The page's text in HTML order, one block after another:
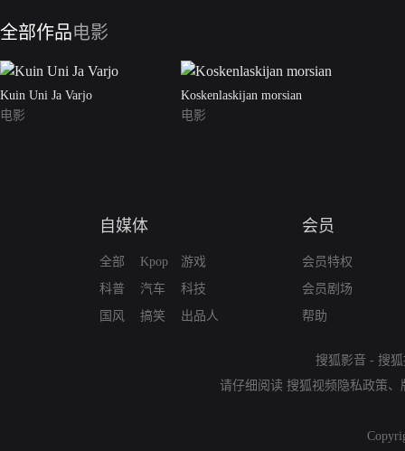
全部作品电影
Kuin Uni Ja Varjo
电影
Koskenlaskijan morsian
电影
自媒体
全部
科普
国风
Kpop
汽车
搞笑
游戏
科技
出品人
会员
会员特权
会员剧场
帮助
搜狐影音 - 搜
请仔细阅读 搜狐视频隐私政策、